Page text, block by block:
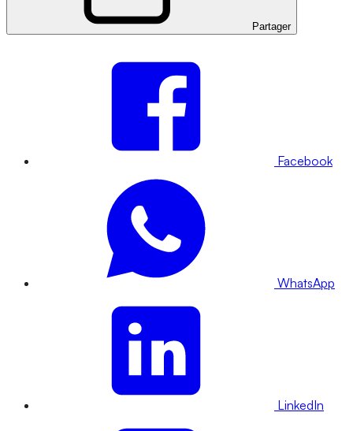
Partager
Facebook
WhatsApp
LinkedIn